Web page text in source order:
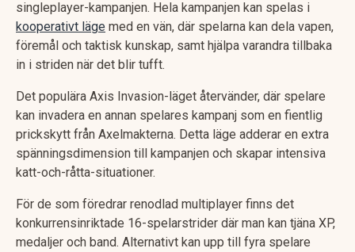
singleplayer-kampanjen. Hela kampanjen kan spelas i
kooperativt läge med en vän, där spelarna kan dela vapen,
föremål och taktisk kunskap, samt hjälpa varandra tillbaka
in i striden när det blir tufft.
Det populära Axis Invasion-läget återvänder, där spelare
kan invadera en annan spelares kampanj som en fientlig
prickskytt från Axelmakterna. Detta läge adderar en extra
spänningsdimension till kampanjen och skapar intensiva
katt-och-råtta-situationer.
För de som föredrar renodlad multiplayer finns det
konkurrensinriktade 16-spelarstrider där man kan tjäna XP,
medaljer och band. Alternativt kan upp till fyra spelare